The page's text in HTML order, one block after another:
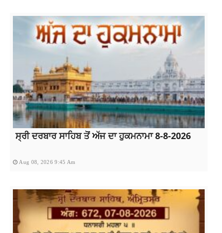
ਸ੍ਰੀ ਦਰਬਾਰ ਸਾਹਿਬ ਤੋਂ ਅੱਜ ਦਾ ਹੁਕਮਨਾਮਾ 8-8-2026
Aug 08, 2026 9:45 Am